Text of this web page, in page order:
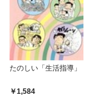
たのしい「生活指導」
1,584